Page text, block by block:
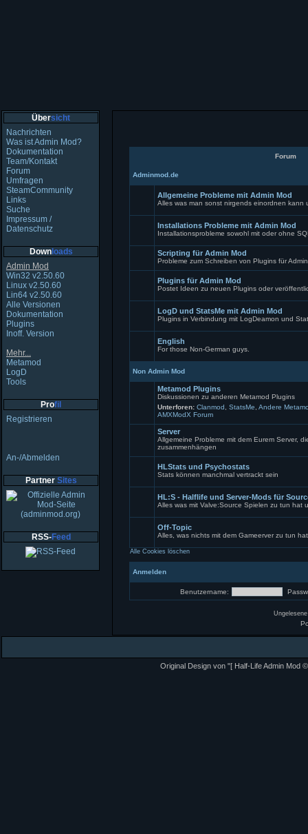
Übersicht
Nachrichten
Was ist Admin Mod?
Dokumentation
Team/Kontakt
Forum
Umfragen
SteamCommunity
Links
Suche
Impressum /
Datenschutz
Downloads
Admin Mod
Win32 v2.50.60
Linux v2.50.60
Lin64 v2.50.60
Alle Versionen
Dokumentation
Plugins
Inoff. Version
Mehr...
Metamod
LogD
Tools
Profil
Registrieren
An-/Abmelden
Partner Sites
RSS-Feed
Forum
Adminmod.de
Beiträge
Allgemeine Probleme mit Admin Mod
Alles was man sonst nirgends einordnen kann
ungelesenen
Beiträge
Installations Probleme mit Admin Mod
Installationsprobleme sowohl mit oder ohne
Keine
ungelesenen
Beiträge
Scripting für Admin Mod
Probleme zum Schreiben von Plugins für
Beiträge
Plugins für Admin Mod
Postet Ideen zu neuen Plugins oder
Beiträge
LogD und StatsMe mit Admin Mod
Plugins in Verbindung mit LogDeamon und
Beiträge
English
For those Non-German guys.
Non Admin Mod
Keine
ungelesenen
Beiträge
Metamod Plugins
Diskussionen zu anderen Metamod Plugins
Unterforen: Clanmod StatsMe Andere
AMXModX Forum
Beiträge
Server
Allgemeine Probleme mit dem Eurem Server,
zusammenhängen
Beiträge
HLStats und Psychostats
Stats können manchmal vertrackt sein
Beiträge
HL:S - Halflife und Server-Mods für
Alles was mit Valve:Source Spielen zu tun hat
gesperrt
Off-Topic
Alles, was nichts mit dem Gameerver zu tun
Alle Cookies löschen
Anmelden
Benutzername:
Original Design von "[ Half-Life Admin Mod